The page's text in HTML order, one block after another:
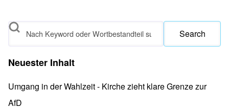
Search
Neuester Inhalt
Umgang in der Wahlzeit - Kirche zieht klare Grenze zur
AfD